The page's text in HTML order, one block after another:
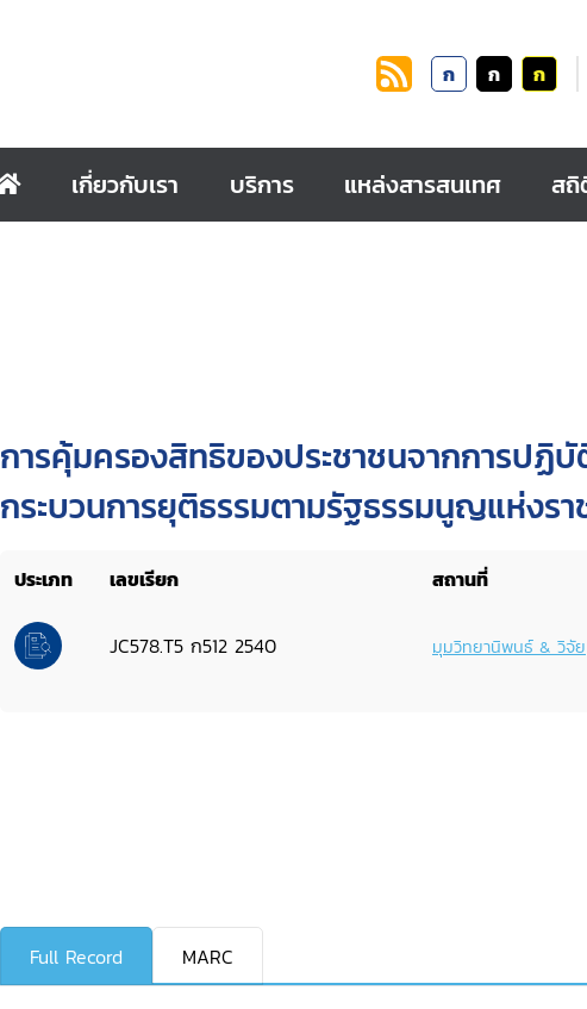
ก ก ก
เกี่ยวกับเรา บริการ แหล่งสารสนเทศ สถิ
การคุ้มครองสิทธิของประชาชนจากการปฏิบั
กระบวนการยุติธรรมตามรัฐธรรมนูญแห่งร
ประเภท เลขเรียก สถานที่
JC578.T5 ก512 2540 มุมวิทยานิพนธ์ & วิจัย
Full Record MARC